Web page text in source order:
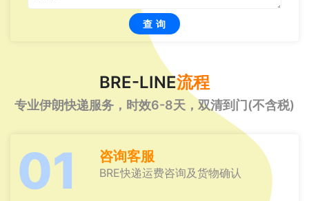
查 询
BRE-LINE流程
专业伊朗快递服务，时效6-8天，双清到门(不含税)
01 咨询客服
BRE快递运费咨询及货物确认